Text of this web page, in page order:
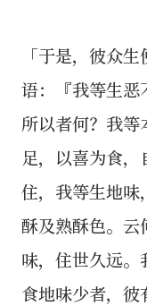
「于是，彼众
语：『我等生恶
所以者何？我
足，以喜为食
住，我等生地味
酥及熟酥色。云
味，住世久远。
食地味少者，